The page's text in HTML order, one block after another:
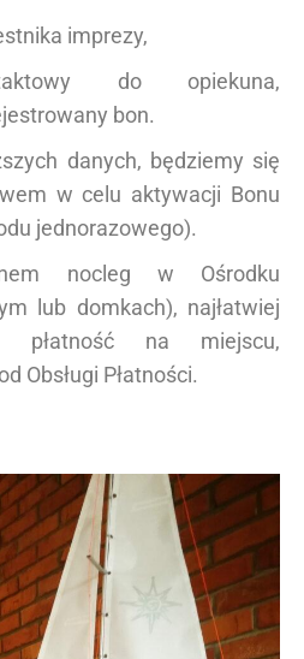
imprezy,
do opiekuna,
bon.
danych, będziemy się
w celu aktywacji Bonu
jednorazowego).
nocleg w Ośrodku
lub domkach), najłatwiej
płatność na miejscu,
Obsługi Płatności.